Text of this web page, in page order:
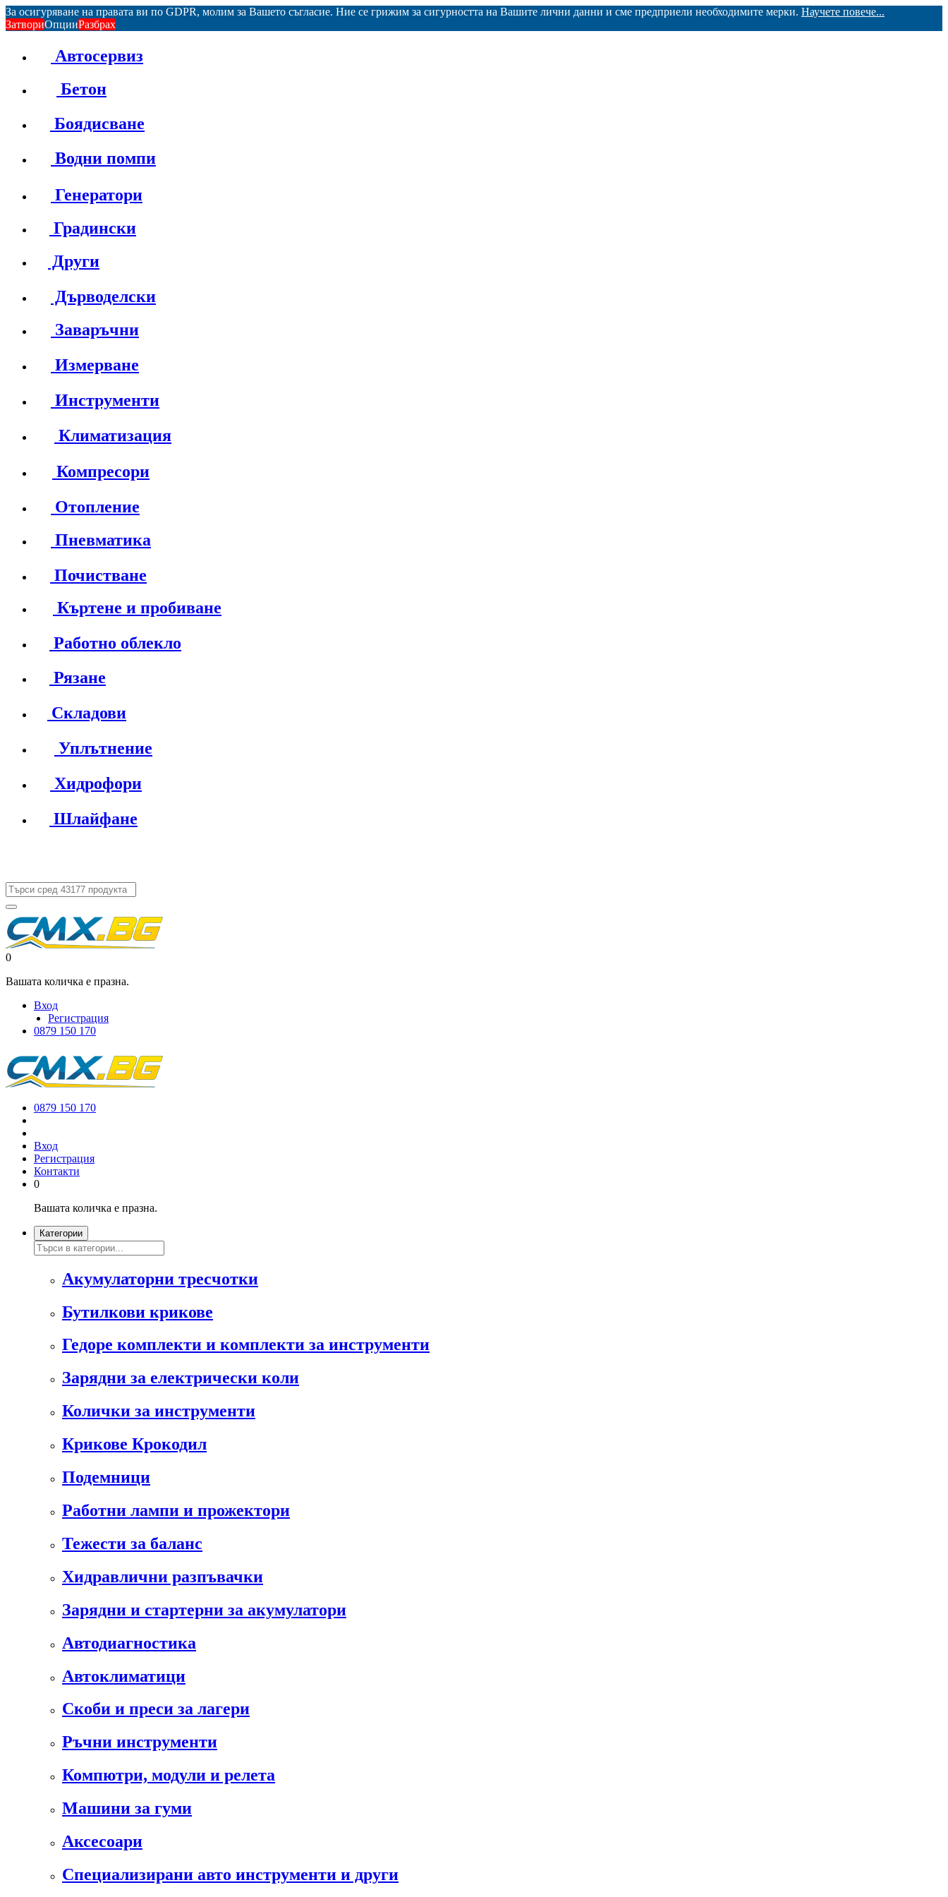
За осигуряване на правата ви по GDPR, молим за Вашето съгласие. Ние се грижим за сигурността на Вашите лични данни и сме предприели необходимите мерки. Научете повече...
ЗатвориОпцииРазбрах
Автосервиз
Бетон
Боядисване
Водни помпи
Генератори
Градински
Други
Дърводелски
Заваръчни
Измерване
Инструменти
Климатизация
Компресори
Отопление
Пневматика
Почистване
Къртене и пробиване
Работно облекло
Рязане
Складови
Уплътнение
Хидрофори
Шлайфане
0
Вашата количка е празна.
Вход
Регистрация
0879 150 170
0879 150 170
Вход
Регистрация
Контакти
0
Вашата количка е празна.
Категории
Акумулаторни тресчотки
Бутилкови крикове
Гедоре комплекти и комплекти за инструменти
Зарядни за електрически коли
Колички за инструменти
Крикове Крокодил
Подемници
Работни лампи и прожектори
Тежести за баланс
Хидравлични разпъвачки
Зарядни и стартерни за акумулатори
Автодиагностика
Автоклиматици
Скоби и преси за лагери
Ръчни инструменти
Компютри, модули и релета
Машини за гуми
Аксесоари
Специализирани авто инструменти и други